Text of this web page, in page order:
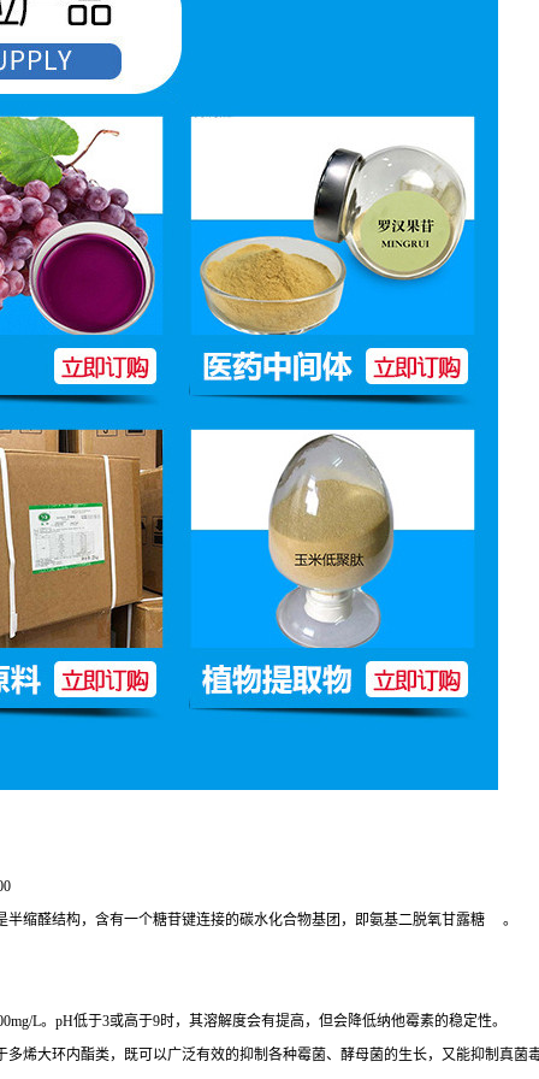
半缩醛结构，含有一个糖苷键连接的碳水化合物基团，即氨基二脱氧甘露糖
。
L。pH低于3或高于9时，其溶解度会有提高，但会降低纳他霉素的稳定性。
烯大环内酯类，既可以广泛有效的抑制各种霉菌、酵母菌的生长，又能抑制真